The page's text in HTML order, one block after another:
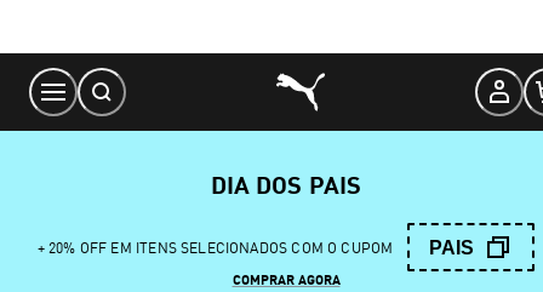
Content
DIA DOS PAIS
+ 20% OFF EM ITENS SELECIONADOS COM O CUPOM PAIS
COMPRAR AGORA